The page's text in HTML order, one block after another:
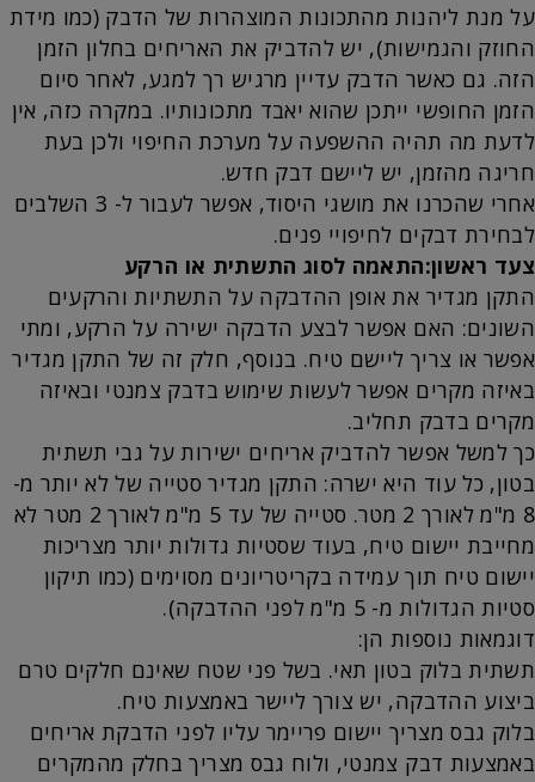
על מנת ליהנות מהתכונות המוצהרות של הדבק (כמו מידת
החוזק והגמישות), יש להדביק את האריחים בחלון הזמן
הזה. גם כאשר הדבק עדיין מרגיש רך למגע, לאחר סיום
הזמן החופשי ייתכן שהוא יאבד מתכונותיו. במקרה כזה, אין
לדעת מה תהיה ההשפעה על מערכת החיפוי ולכן בעת
חריגה מהזמן, יש ליישם דבק חדש.
אחרי שהכרנו את מושגי היסוד, אפשר לעבור ל- 3 השלבים
לבחירת דבקים לחיפויי פנים.
צעד ראשון:התאמה לסוג התשתית או הרקע
התקן מגדיר את אופן ההדבקה על התשתיות והרקעים
השונים: האם אפשר לבצע הדבקה ישירה על הרקע, ומתי
אפשר או צריך ליישם טיח. בנוסף, חלק זה של התקן מגדיר
באיזה מקרים אפשר לעשות שימוש בדבק צמנטי ובאיזה
מקרים בדבק תחליב.
כך למשל אפשר להדביק אריחים ישירות על גבי תשתית
בטון, כל עוד היא ישרה: התקן מגדיר סטייה של לא יותר מ-
8 מ"מ לאורך 2 מטר. סטייה של עד 5 מ"מ לאורך 2 מטר לא
מחייבת יישום טיח, בעוד שסטיות גדולות יותר מצריכות
יישום טיח תוך עמידה בקריטריונים מסוימים (כמו תיקון
סטיות הגדולות מ- 5 מ"מ לפני ההדבקה).
דוגמאות נוספות הן:
תשתית בלוק בטון תאי. בשל פני שטח שאינם חלקים טרם
ביצוע ההדבקה, יש צורך ליישר באמצעות טיח.
בלוק גבס מצריך יישום פריימר עליו לפני הדבקת אריחים
באמצעות דבק צמנטי, ולוח גבס מצריך בחלק מהמקרים